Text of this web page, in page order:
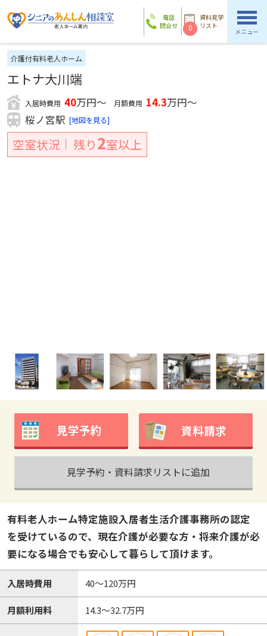
電話
問合せ
資料見学
リスト
0 メニュー
介護付有料老人ホーム
エトナ大川端
入居時費用 40万円～ 月額費用 14.3万円～
桜ノ宮駅 [地図を見る]
空室状況 残り2室以上
見学予約 資料請求
見学予約・資料請求リストに追加
有料老人ホーム特定施設入居者生活介護事務所の認定
を受けているので、現在介護が必要な方・将来介護が必
要になる場合でも安心して暮らして頂けます。
入居時費用 40～120万円
月額利用料 14.3～32.7万円